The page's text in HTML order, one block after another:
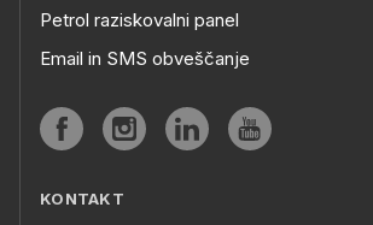
Petrol raziskovalni panel
Email in SMS obveščanje
KONTAKT